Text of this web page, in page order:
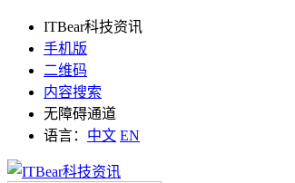
ITBear科技资讯
手机版
二维码
内容搜索
无障碍通道
语言： 中文 EN